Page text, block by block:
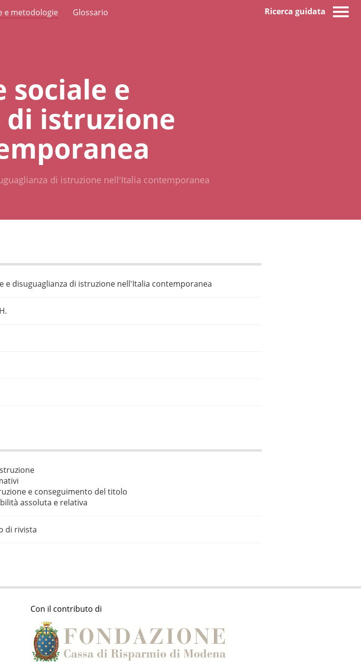
e metodologie Glossario Ricerca guidata
sociale e
di istruzione
di istruzione nell'Italia contemporanea
e disuguaglianza di istruzione nell'Italia contemporanea
e conseguimento del titolo
assoluta e relativa
di rivista
Con il contributo di